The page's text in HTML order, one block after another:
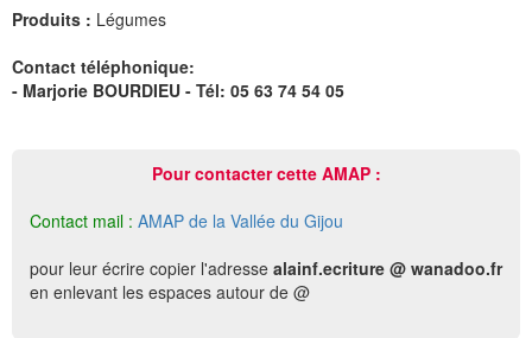
Produits : Légumes
Contact téléphonique:
- Marjorie BOURDIEU - Tél: 05 63 74 54 05
Pour contacter cette AMAP :
Contact mail : AMAP de la Vallée du Gijou
pour leur écrire copier l'adresse alainf.ecriture @ wanadoo.fr
en enlevant les espaces autour de @